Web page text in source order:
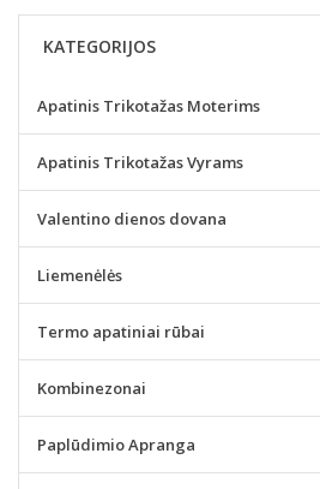
KATEGORIJOS
Apatinis Trikotažas Moterims
Apatinis Trikotažas Vyrams
Valentino dienos dovana
Liemenėlės
Termo apatiniai rūbai
Kombinezonai
Paplūdimio Apranga